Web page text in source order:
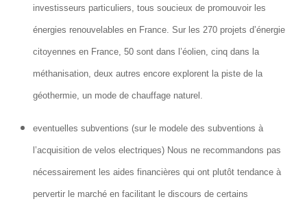
investisseurs particuliers, tous soucieux de promouvoir les
énergies renouvelables en France. Sur les 270 projets d’énergie
citoyennes en France, 50 sont dans l’éolien, cinq dans la
méthanisation, deux autres encore explorent la piste de la
géothermie, un mode de chauffage naturel.
eventuelles subventions (sur le modele des subventions à
l’acquisition de velos electriques) Nous ne recommandons pas
nécessairement les aides financières qui ont plutôt tendance à
pervertir le marché en facilitant le discours de certains